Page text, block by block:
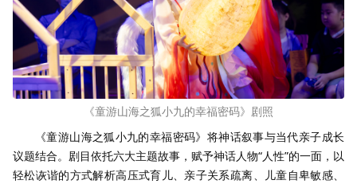
《童游山海之狐小九的幸福密码》剧照
《童游山海之狐小九的幸福密码》将神话叙事与当代亲子成长
议题结合。剧目依托六大主题故事，赋予神话人物“人性”的一面，以
轻松诙谐的方式解析高压式育儿、亲子关系疏离、儿童自卑敏感、